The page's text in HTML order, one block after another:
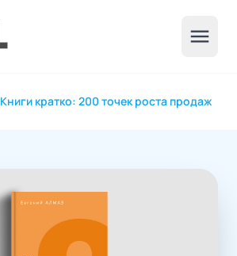
menu
Книги кратко: 200 точек роста продаж